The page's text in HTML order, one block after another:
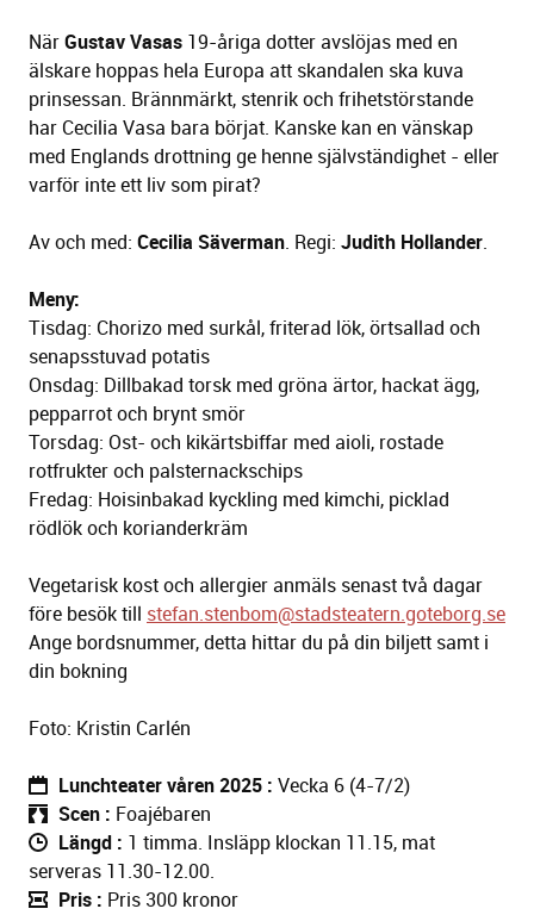
NärGustav Vasas 19-åriga dotter avslöjas med en
älskare hoppas hela Europa att skandalen ska kuva
prinsessan. Brännmärkt, stenrik och frihetstörstande
har Cecilia Vasa bara börjat. Kanske kan en vänskap
med Englands drottning ge henne självständighet - eller
varför inte ett liv som pirat?
Av och med: Cecilia Säverman. Regi: Judith Hollander.
Meny:
Tisdag: Chorizo med surkål, friterad lök, örtsallad och
senapsstuvad potatis
Onsdag: Dillbakad torsk med gröna ärtor, hackat ägg,
pepparrot och brynt smör
Torsdag: Ost- och kikärtsbiffar med aioli, rostade
rotfrukter och palsternackschips
Fredag: Hoisinbakad kyckling med kimchi, picklad
rödlök och korianderkräm
Vegetarisk kost och allergier anmäls senast två dagar
före besök till stefan.stenbom@stadsteatern.goteborg.se
Ange bordsnummer, detta hittar du på din biljett samt i
din bokning
Foto: Kristin Carlén
Lunchteater våren 2025 Vecka 6 (4-7/2)
Scen
Foajébaren
Längd
1 timma. Insläpp klockan 11.15, mat
serveras 11.30-12.00.
Pris
Pris 300 kronor